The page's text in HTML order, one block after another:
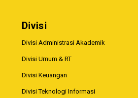
Divisi
Divisi Administrasi Akademik
Divisi Umum & RT
Divisi Keuangan
Divisi Teknologi Informasi